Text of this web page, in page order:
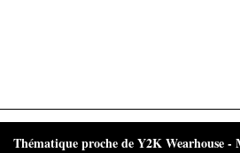
Thématique proche de Y2K Wearhouse -